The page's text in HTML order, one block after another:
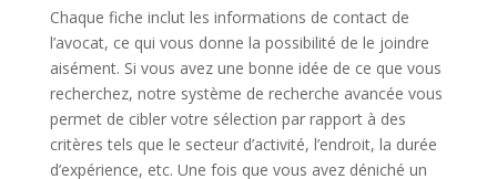
Chaque fiche inclut les informations de contact de
l’avocat, ce qui vous donne la possibilité de le joindre
aisément. Si vous avez une bonne idée de ce que vous
recherchez, notre système de recherche avancée vous
permet de cibler votre sélection par rapport à des
critères tels que le secteur d’activité, l’endroit, la durée
d’expérience, etc. Une fois que vous avez déniché un